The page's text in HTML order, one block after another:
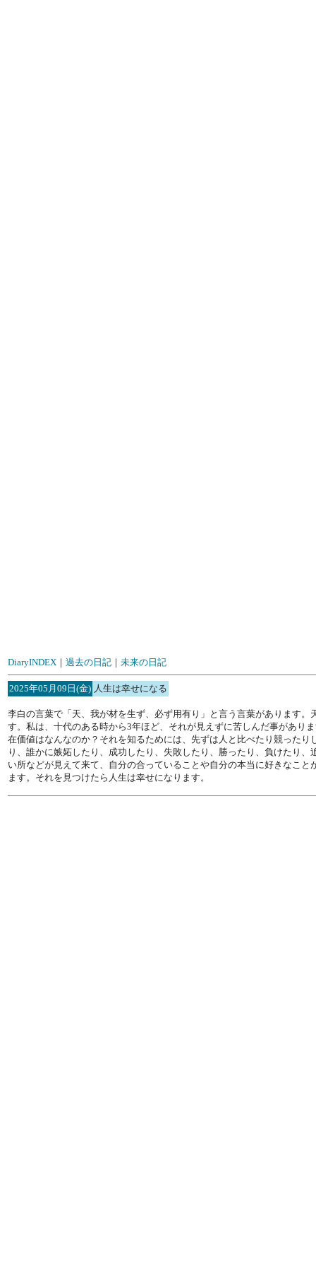
DiaryINDEX ｜ 過去の日記 ｜ 未来の日記
2025年05月09日(金) 人生は幸せになる
李白の言葉で「天、我が材を生ず、必ず用有り」と言う言葉があります
す。私は、十代のある時から3年ほど、それが見えずに苦しんだ事があり
在価値はなんなのか？それを知るためには、先ずは人と比べたり競った
り、誰かに嫉妬したり、成功したり、失敗したり、勝ったり、負けたり
い所などが見えて来て、自分の合っていることや自分の本当に好きなこ
ます。それを見つけたら人生は幸せになります。